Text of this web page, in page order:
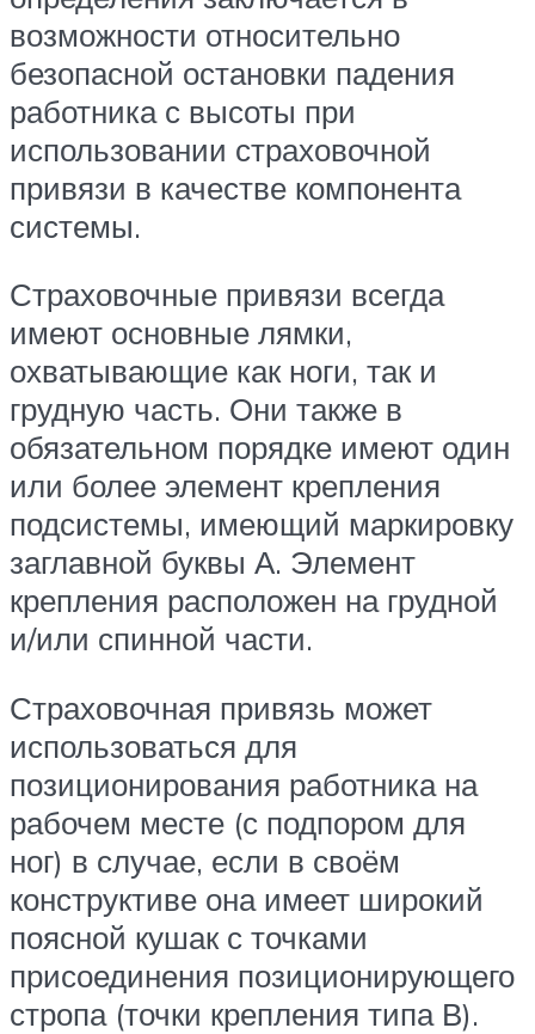
возможности относительно
безопасной остановки падения
работника с высоты при
использовании страховочной
привязи в качестве компонента
системы.
Страховочные привязи всегда
имеют основные лямки,
охватывающие как ноги, так и
грудную часть. Они также в
обязательном порядке имеют один
или более элемент крепления
подсистемы, имеющий маркировку
заглавной буквы А. Элемент
крепления расположен на грудной
и/или спинной части.
Страховочная привязь может
использоваться для
позиционирования работника на
рабочем месте (с подпором для
ног) в случае, если в своём
конструктиве она имеет широкий
поясной кушак с точками
присоединения позиционирующего
стропа (точки крепления типа В).